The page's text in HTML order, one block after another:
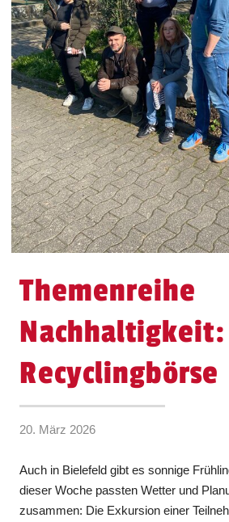
Themenreihe
Nachhaltigkeit:
Recyclingbörse
20. März 2026
Auch in Bielefeld gibt es sonnige
dieser Woche passten Wetter und
zusammen: Die Exkursion einer